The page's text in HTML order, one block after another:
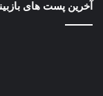
آخرین پست های